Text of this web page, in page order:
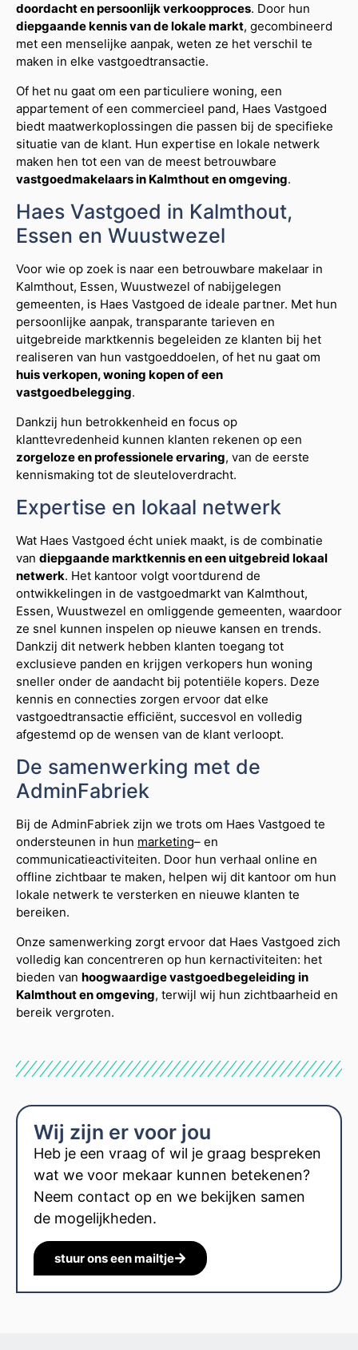
doordacht en persoonlijk verkoopproces. Door hun
diepgaande kennis van de lokale markt, gecombineerd
met een menselijke aanpak, weten ze het verschil te
maken in elke vastgoedtransactie.
Of het nu gaat om een particuliere woning, een
appartement of een commercieel pand, Haes Vastgoed
biedt maatwerkoplossingen die passen bij de specifieke
situatie van de klant. Hun expertise en lokale netwerk
maken hen tot een van de meest betrouwbare
vastgoedmakelaars in Kalmthout en omgeving.
Haes Vastgoed in Kalmthout,
Essen en Wuustwezel
Voor wie op zoek is naar een betrouwbare makelaar in
Kalmthout, Essen, Wuustwezel of nabijgelegen
gemeenten, is Haes Vastgoed de ideale partner. Met hun
persoonlijke aanpak, transparante tarieven en
uitgebreide marktkennis begeleiden ze klanten bij het
realiseren van hun vastgoeddoelen, of het nu gaat om
huis verkopen, woning kopen of een
vastgoedbelegging.
Dankzij hun betrokkenheid en focus op
klanttevredenheid kunnen klanten rekenen op een
zorgeloze en professionele ervaring, van de eerste
kennismaking tot de sleuteloverdracht.
Expertise en lokaal netwerk
Wat Haes Vastgoed écht uniek maakt, is de combinatie
van diepgaande marktkennis en een uitgebreid lokaal
netwerk. Het kantoor volgt voortdurend de
ontwikkelingen in de vastgoedmarkt van Kalmthout,
Essen, Wuustwezel en omliggende gemeenten, waardoor
ze snel kunnen inspelen op nieuwe kansen en trends.
Dankzij dit netwerk hebben klanten toegang tot
exclusieve panden en krijgen verkopers hun woning
sneller onder de aandacht bij potentiële kopers. Deze
kennis en connecties zorgen ervoor dat elke
vastgoedtransactie efficiënt, succesvol en volledig
afgestemd op de wensen van de klant verloopt.
De samenwerking met de
AdminFabriek
Bij de AdminFabriek zijn we trots om Haes Vastgoed te
ondersteunen in hun marketing– en
communicatieactiviteiten. Door hun verhaal online en
offline zichtbaar te maken, helpen wij dit kantoor om hun
lokale netwerk te versterken en nieuwe klanten te
bereiken.
Onze samenwerking zorgt ervoor dat Haes Vastgoed zich
volledig kan concentreren op hun kernactiviteiten: het
bieden van hoogwaardige vastgoedbegeleiding in
Kalmthout en omgeving, terwijl wij hun zichtbaarheid en
bereik vergroten.
Wij zijn er voor jou
Heb je een vraag of wil je graag bespreken
wat we voor mekaar kunnen betekenen?
Neem contact op en we bekijken samen
de mogelijkheden.
stuur ons een mailtje